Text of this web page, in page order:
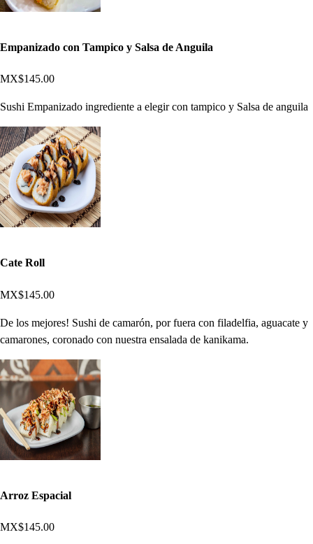
Empanizado con Tampico y Salsa de Anguila
MX$145.00
Sushi Empanizado ingrediente a elegir con tampico y Salsa de anguila
Cate Roll
MX$145.00
De los mejores! Sushi de camarón, por fuera con filadelfia, aguacate y
camarones, coronado con nuestra ensalada de kanikama.
Arroz Espacial
MX$145.00